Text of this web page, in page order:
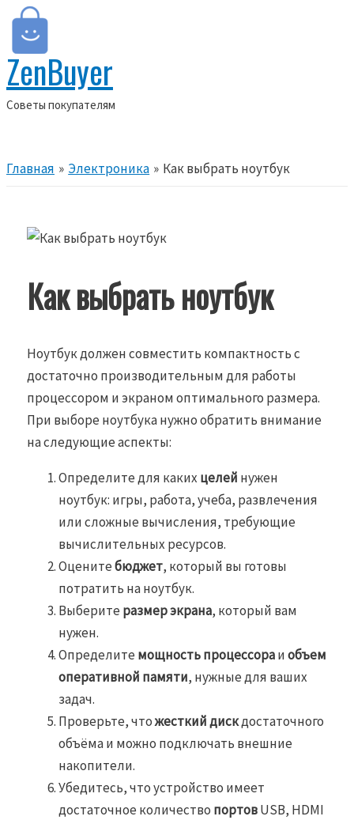
Перейти
содержимому
ZenBuyer
Cоветы покупателям
меню
Главная Электроника Как выбрать ноутбук
Как выбрать ноутбук
Ноутбук должен совместить компактность с
достаточно производительным для работы
процессором и экраном оптимального размера.
При выборе ноутбука нужно обратить внимание
на следующие аспекты:
Определите для каких целей нужен
ноутбук: игры, работа, учеба, развлечения
или сложные вычисления, требующие
вычислительных ресурсов.
Оценитебюджет, который вы готовы
потратить на ноутбук.
Выберите размер экрана, который вам
нужен.
Определите мощность процессораиобъем
оперативной памяти, нужные для ваших
задач.
Проверьте, чтожесткий дискдостаточного
объёма и можно подключать внешние
накопители.
Убедитесь, что устройство имеет
достаточное количество портовUSB, HDMI